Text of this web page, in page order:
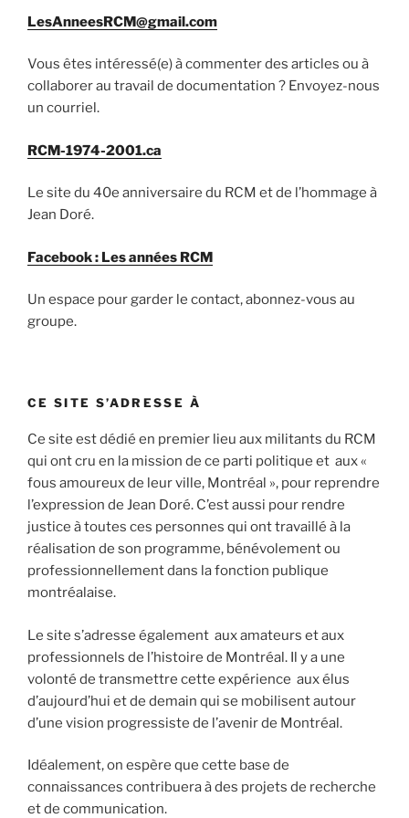
LesAnneesRCM@gmail.com
Vous êtes intéressé(e) à commenter des articles ou à
collaborer au travail de documentation ? Envoyez-nous
un courriel.
RCM-1974-2001.ca
Le site du 40e anniversaire du RCM et de l’hommage à
Jean Doré.
Facebook : Les années RCM
Un espace pour garder le contact, abonnez-vous au
groupe.
CE SITE S’ADRESSE À
Ce site est dédié en premier lieu aux militants du RCM
qui ont cru en la mission de ce parti politique et aux «
fous amoureux de leur ville, Montréal », pour reprendre
l’expression de Jean Doré. C’est aussi pour rendre
justice à toutes ces personnes qui ont travaillé à la
réalisation de son programme, bénévolement ou
professionnellement dans la fonction publique
montréalaise.
Le site s’adresse également aux amateurs et aux
professionnels de l’histoire de Montréal. Il y a une
volonté de transmettre cette expérience aux élus
d’aujourd’hui et de demain qui se mobilisent autour
d’une vision progressiste de l’avenir de Montréal.
Idéalement, on espère que cette base de
connaissances contribuera à des projets de recherche
et de communication.